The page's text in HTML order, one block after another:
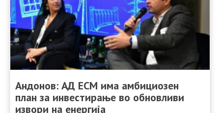
Андонов: АД ЕСМ има амбициозен
план за инвестирање во обновливи
извори на енергија